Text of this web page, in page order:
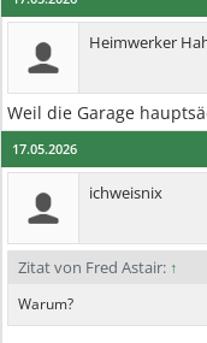
Heimwerker
Weil die Garage
17.05.2026
ichweisnix
Zitat von Fred Astair: ↑
Warum?